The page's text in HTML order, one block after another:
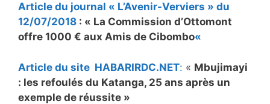
Article du journal « L’Avenir-Verviers » du
12/07/2018 : « La Commission d’Ottomont
offre 1000 € aux Amis de Cibombo«
Article du site HABARIRDC.NET: « Mbujimayi
: les refoulés du Katanga, 25 ans après un
exemple de réussite »